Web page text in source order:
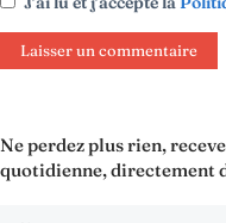
Ne perdez plus rien,
quotidienne, directement